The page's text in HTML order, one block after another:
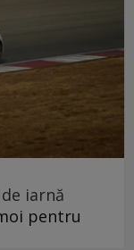
iarnă
pentru